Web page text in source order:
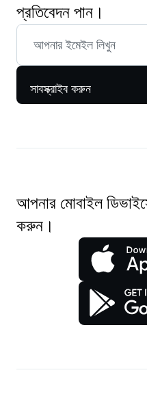
প্রতিবেদন পান।
সাবস্ক্রাইব করুন
আপনার মোবাইল
করুন।